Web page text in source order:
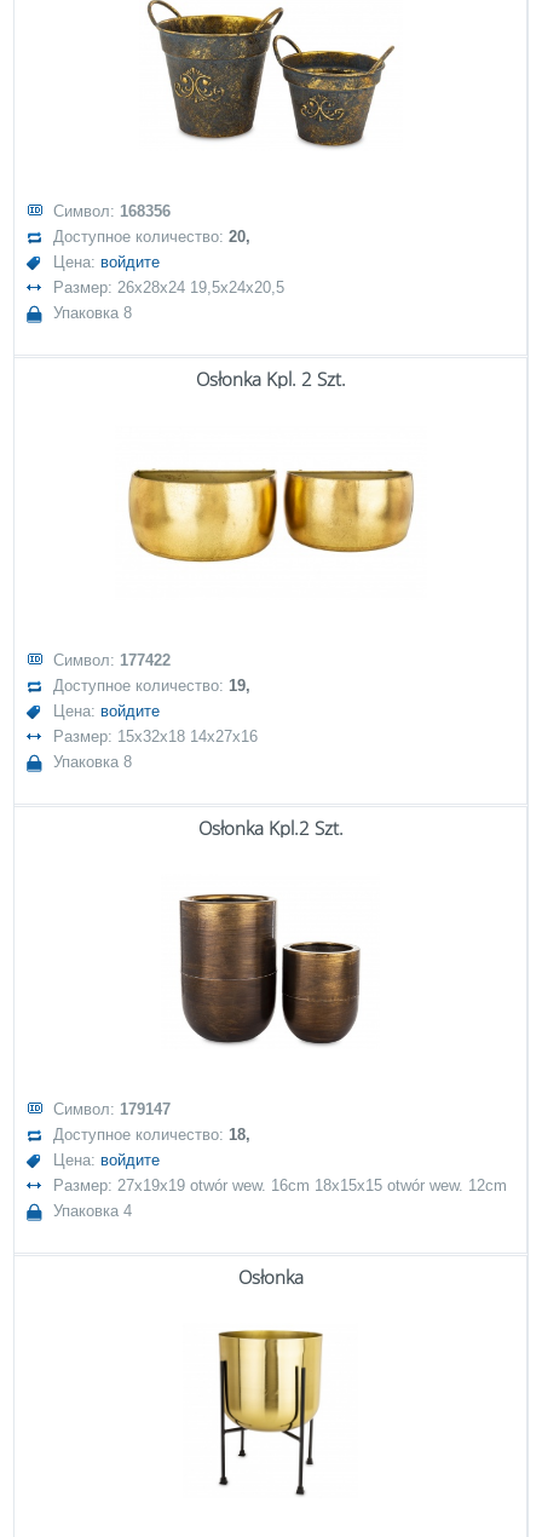
Символ: 168356
Доступное количество:20,
Цена: войдите
Размер: 26x28x24 19,5x24x20,5
Упаковка 8
Osłonka Kpl. 2 Szt.
Символ: 177422
Доступное количество:19,
Цена: войдите
Размер: 15x32x18 14x27x16
Упаковка 8
Osłonka Kpl.2 Szt.
Символ: 179147
Доступное количество:18,
Цена: войдите
Размер: 27x19x19 otwór wew. 16cm 18x15x15 otwór wew. 12cm
Упаковка 4
Osłonka